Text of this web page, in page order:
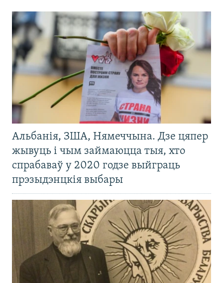
Альбанія, ЗША, Нямеччына. Дзе цяпер
жывуць і чым займаюцца тыя, хто
спрабаваў у 2020 годзе выйграць
прэзыдэнцкія выбары